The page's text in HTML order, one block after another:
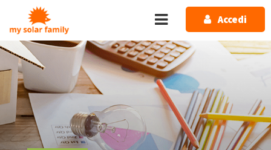
Salta al contenuto principale
Accedi